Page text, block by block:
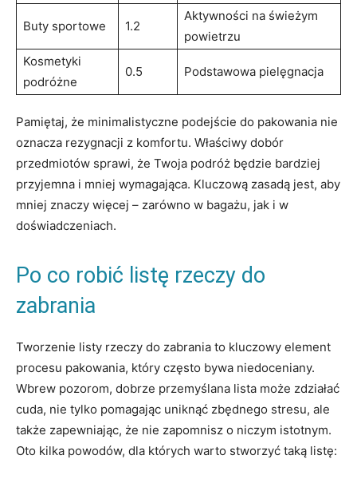
Buty sportowe 1.2
Aktywności na ⁤świeżym
powietrzu
Kosmetyki
podróżne
0.5 Podstawowa⁣ pielęgnacja
Pamiętaj, że minimalistyczne podejście do ​pakowania nie
oznacza ​rezygnacji z ⁢komfortu. Właściwy‌ dobór
przedmiotów sprawi, ⁣że Twoja podróż będzie bardziej
przyjemna i mniej wymagająca. Kluczową zasadą jest, ‍aby
​mniej znaczy więcej ⁢–⁢ zarówno w ‌bagażu, jak i w
doświadczeniach.
Po‌ co robić listę⁣ rzeczy do
zabrania
Tworzenie ‌listy rzeczy do zabrania​ to ⁢kluczowy element
procesu pakowania, który⁢ często bywa‌ niedoceniany.
Wbrew‍ pozorom, dobrze przemyślana lista może⁢ zdziałać
cuda, nie tylko pomagając uniknąć zbędnego ⁤stresu, ale
także zapewniając, ‌że ‌nie zapomnisz⁤ o ‌niczym istotnym.
Oto kilka powodów, dla których warto stworzyć taką listę: